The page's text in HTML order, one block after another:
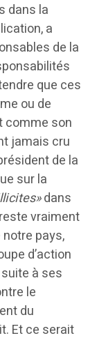
dans la
a
de la
que ces
ou de
comme son
jamais cru
de la
sur la
dans
vraiment
pays,
d’action
à ses
le
du
Et ce serait